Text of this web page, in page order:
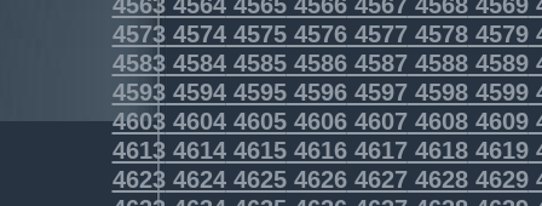
4573457445754576457745784579
4583458445854586458745884589
4593459445954596459745984599
4603460446054606460746084609
4613461446154616461746184619
4623462446254626462746284629